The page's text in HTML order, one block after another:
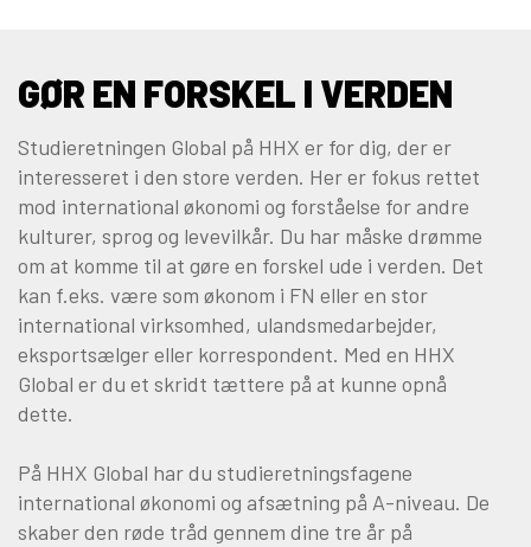
VUC OG EFTERUDDANNELSE
VUC (HF-enkeltfag, AVU, FVU, OBU)
Efteruddannelse (AMU)
Om Viden Djurs
Læreplads og virksomheder
Kontakt
Skolehjem/Campus
Nyheder
Elevfortællinger
GØR EN FORSKEL I VERDEN
Studieretningen Global på HHX er for dig, der er
interesseret i den store verden. Her er fokus rettet
mod international økonomi og forståelse for andre
kulturer, sprog og levevilkår. Du har måske drømme
om at komme til at gøre en forskel ude i verden. Det
kan f.eks. være som økonom i FN eller en stor
international virksomhed, ulandsmedarbejder,
eksportsælger eller korrespondent. Med en HHX
Global er du et skridt tættere på at kunne opnå
dette.
På HHX Global har du studieretningsfagene
international økonomi og afsætning på A-niveau. De
skaber den røde tråd gennem dine tre år på